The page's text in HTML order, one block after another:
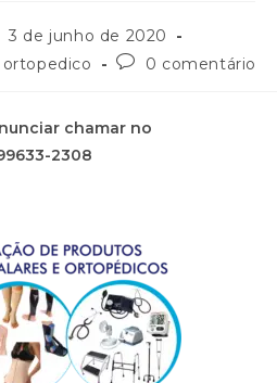
3 de junho de 2020
0 comentário
chamar no
2308